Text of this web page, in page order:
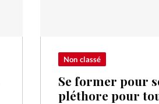
Non classé
Se former pour
pléthore pour